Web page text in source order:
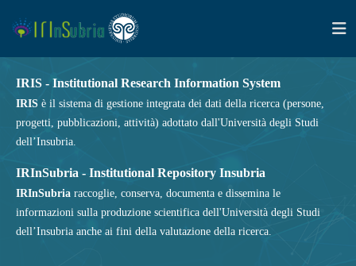
IRIS - Institutional Research Information System
IRIS è il sistema di gestione integrata dei dati della ricerca (persone,
progetti, pubblicazioni, attività) adottato dall'Università degli Studi
dell’Insubria.
IRInSubria - Institutional Repository Insubria
IRInSubria raccoglie, conserva, documenta e dissemina le
informazioni sulla produzione scientifica dell'Università degli Studi
dell’Insubria anche ai fini della valutazione della ricerca.